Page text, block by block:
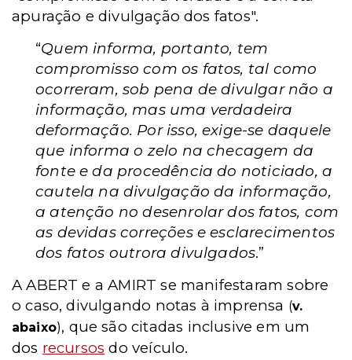
apuração e divulgação dos fatos".
“Quem informa, portanto, tem
compromisso com os fatos, tal como
ocorreram, sob pena de divulgar não a
informação, mas uma verdadeira
deformação. Por isso, exige-se daquele
que informa o zelo na checagem da
fonte e da procedência do noticiado, a
cautela na divulgação da informação,
a atenção no desenrolar dos fatos, com
as devidas correções e esclarecimentos
dos fatos outrora divulgados.”
A ABERT e a AMIRT se manifestaram sobre
o caso, divulgando notas à imprensa (v.
abaixo), que são citadas inclusive em um
dos recursos do veículo.